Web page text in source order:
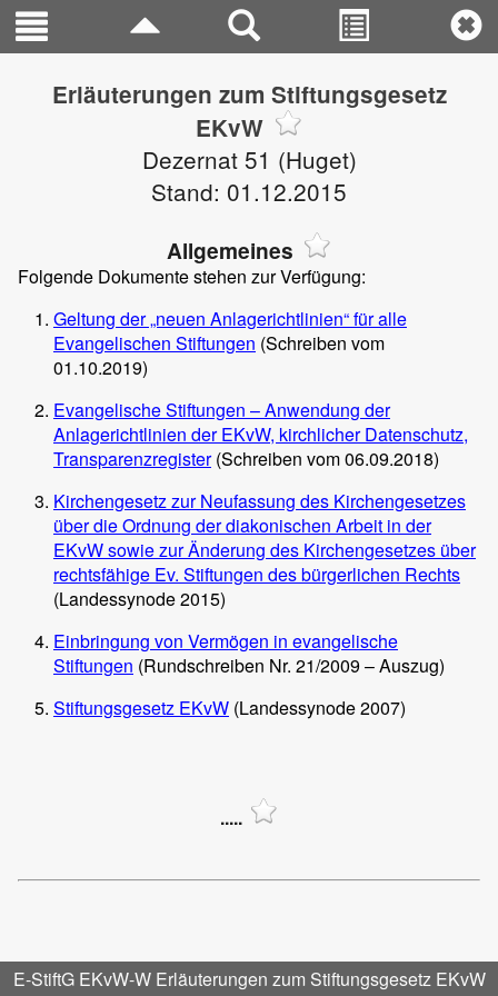
Erläuterungen zum Stiftungsgesetz
EKvW
Dezernat 51 (Huget)
Stand: 01.12.2015
Allgemeines
Folgende Dokumente stehen zur Verfügung:
Geltung der „neuen Anlagerichtlinien“ für alle
Evangelischen Stiftungen (Schreiben vom
01.10.2019)
Evangelische Stiftungen – Anwendung der
Anlagerichtlinien der EKvW, kirchlicher Datenschutz,
Transparenzregister(Schreiben vom 06.09.2018)
Kirchengesetz zur Neufassung des Kirchengesetzes
über die Ordnung der diakonischen Arbeit in der
EKvW sowie zur Änderung des Kirchengesetzes über
rechtsfähige Ev. Stiftungen des bürgerlichen Rechts
(Landessynode 2015)
Einbringung von Vermögen in evangelische
Stiftungen (Rundschreiben Nr. 21/2009 – Auszug)
Stiftungsgesetz EKvW (Landessynode 2007)
.....